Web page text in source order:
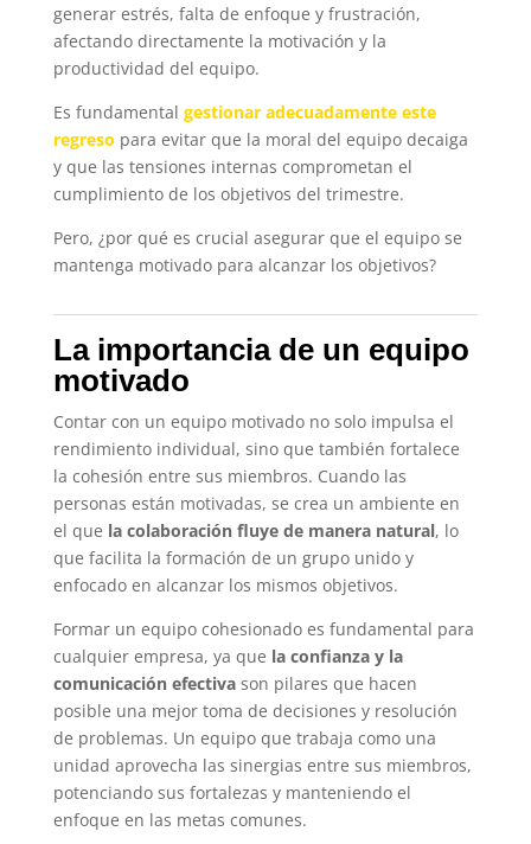
generar estrés, falta de enfoque y frustración,
afectando directamente la motivación y la
productividad del equipo.
Es fundamental gestionar adecuadamente este
regreso para evitar que la moral del equipo decaiga
y que las tensiones internas comprometan el
cumplimiento de los objetivos del trimestre.
Pero, ¿por qué es crucial asegurar que el equipo se
mantenga motivado para alcanzar los objetivos?
La importancia de un equipo
motivado
Contar con un equipo motivado no solo impulsa el
rendimiento individual, sino que también fortalece
la cohesión entre sus miembros. Cuando las
personas están motivadas, se crea un ambiente en
el que la colaboración fluye de manera natural, lo
que facilita la formación de un grupo unido y
enfocado en alcanzar los mismos objetivos.
Formar un equipo cohesionado es fundamental para
cualquier empresa, ya que la confianza y la
comunicación efectivason pilares que hacen
posible una mejor toma de decisiones y resolución
de problemas. Un equipo que trabaja como una
unidad aprovecha las sinergias entre sus miembros,
potenciando sus fortalezas y manteniendo el
enfoque en las metas comunes.